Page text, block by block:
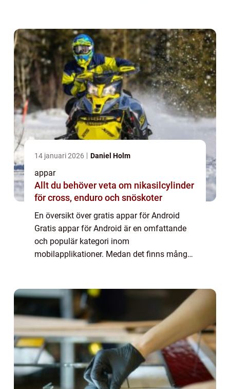
verkt...
14 januari 2026 Daniel Holm
appar
Allt du behöver veta om nikasilcylinder
för cross, enduro och snöskoter
En översikt över gratis appar för Android
Gratis appar för Android är en omfattande
och populär kategori inom
mobilapplikationer. Medan det finns många
verkt...